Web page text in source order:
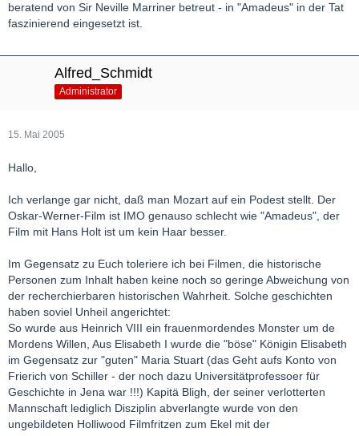
beratend von Sir Neville Marriner betreut - in "Amadeus" in der Tat
faszinierend eingesetzt ist.
Alfred_Schmidt
Administrator
15. Mai 2005
Hallo,
Ich verlange gar nicht, daß man Mozart auf ein Podest stellt. Der
Oskar-Werner-Film ist IMO genauso schlecht wie "Amadeus", der
Film mit Hans Holt ist um kein Haar besser.
Im Gegensatz zu Euch toleriere ich bei Filmen, die historische
Personen zum Inhalt haben keine noch so geringe Abweichung von
der recherchierbaren historischen Wahrheit. Solche geschichten
haben soviel Unheil angerichtet:
So wurde aus Heinrich VIII ein frauenmordendes Monster um de
Mordens Willen, Aus Elisabeth I wurde die "böse" Königin Elisabeth
im Gegensatz zur "guten" Maria Stuart (das Geht aufs Konto von
Frierich von Schiller - der noch dazu Universitätprofessoer für
Geschichte in Jena war !!!) Kapitä Bligh, der seiner verlotterten
Mannschaft lediglich Disziplin abverlangte wurde von den
ungebildeten Holliwood Filmfritzen zum Ekel mit der